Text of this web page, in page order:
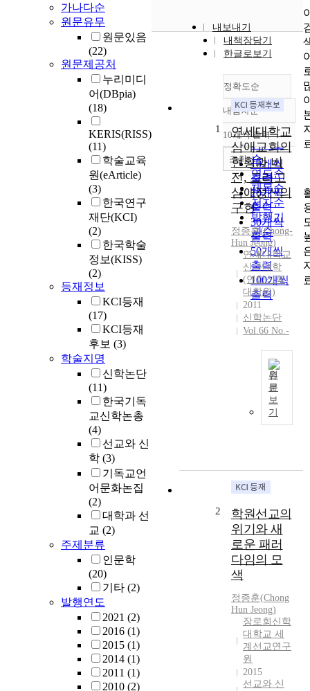
가나다순
원문유무
원문있음
(22)
원문제공처
누리미디
어(DBpia)
(18)
KERIS(RISS)
(11)
학술교육
원(eArticle)
(3)
한국연구
재단(KCI)
(2)
한국학술
정보(KISS)
(2)
등재정보
KCI등재
(17)
KCI등재
후보 (3)
학술지명
신학논단
(11)
한국기독
교신학논총
(4)
선교와 신
학 (3)
기독교언
어문화논집
(2)
대학과 선
교 (2)
주제분류
인문학
(20)
기타 (2)
발행연도
2021 (2)
2016 (1)
2015 (1)
2014 (1)
2011 (1)
2010 (2)
내보내기
내책장담기
한글로보기
정확도순
정확도
순
인기도
순
연도순
제목순
저자순
발행기
관순
내림차순
내림차순
10개씩 출력
10개씩
출력
20개씩
출력
30개씩
출력
50개씩
출력
100개씩
출력
조회
1
연세대학교
삼애교회의
현황과 비
전, 그리고
삼애정신의
구현
정종훈(Chong-
Hun Jeong)
연세대학교
신과대학
(연합신학
대학원)
2011
신학논단
Vol.66 No.-
원
문
보
기
2
학원선교의
위기와 새
로운 패러
다임의 모
색
정종훈(Chong
Hun Jeong)
장로회신학
대학교 세
계선교연구
원
2015
선교와 신